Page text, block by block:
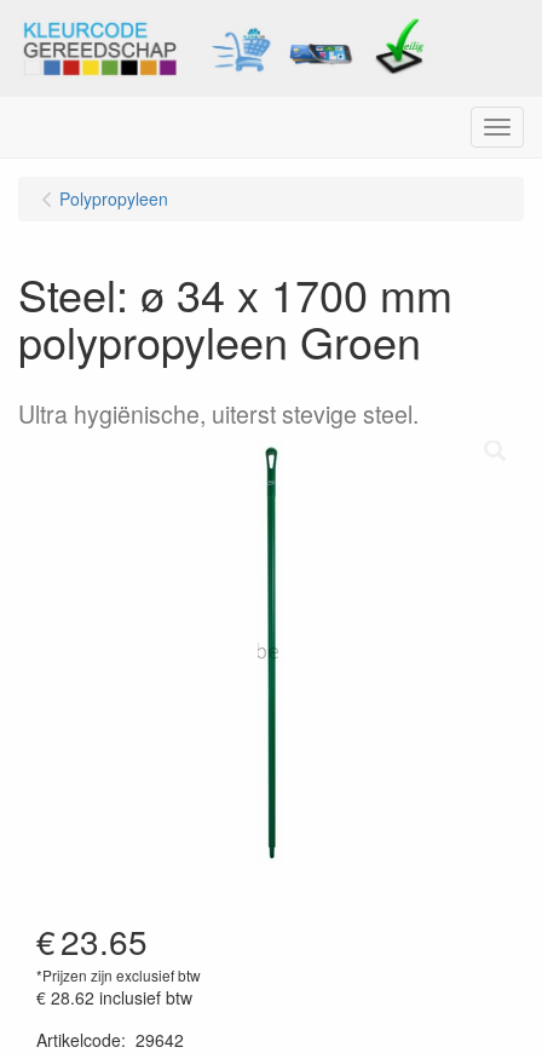
Menu
Polypropyleen
Steel: ø 34 x 1700 mm
polypropyleen Groen
Ultra hygiënische, uiterst stevige steel.
€23.65
*Prijzen zijn exclusief btw
€ 28.62 inclusief btw
Artikelcode: 29642